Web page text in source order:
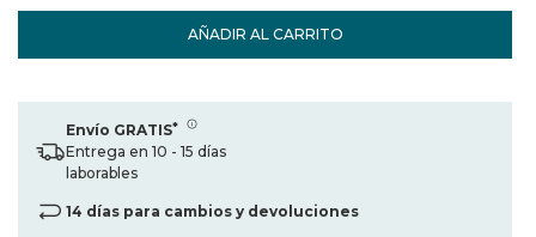
AÑADIR AL CARRITO
Envío GRATIS*
Entrega en 10 - 15 días
laborables
14 días para cambios y devoluciones